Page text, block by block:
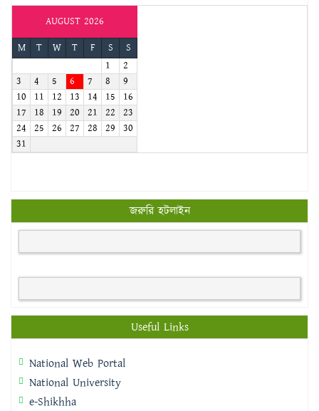
AUGUST 2026
M
T W T F S
S
1
2
3
4 5 6 7 8
9
10
11 12 13 14 15
16
17
18 19 20 21 22 23
24 25 26 27 28 29 30
31
জরুরি হটলাইন
Useful Links
National Web Portal
National University
e-Shikhha